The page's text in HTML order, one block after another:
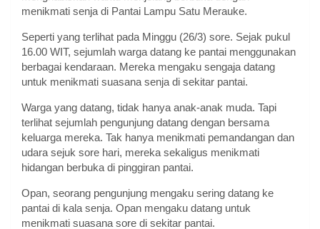
menikmati senja di Pantai Lampu Satu Merauke.
Seperti yang terlihat pada Minggu (26/3) sore. Sejak pukul
16.00 WIT, sejumlah warga datang ke pantai menggunakan
berbagai kendaraan. Mereka mengaku sengaja datang
untuk menikmati suasana senja di sekitar pantai.
Warga yang datang, tidak hanya anak-anak muda. Tapi
terlihat sejumlah pengunjung datang dengan bersama
keluarga mereka. Tak hanya menikmati pemandangan dan
udara sejuk sore hari, mereka sekaligus menikmati
hidangan berbuka di pinggiran pantai.
Opan, seorang pengunjung mengaku sering datang ke
pantai di kala senja. Opan mengaku datang untuk
menikmati suasana sore di sekitar pantai.